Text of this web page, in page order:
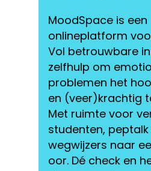
MoodSpace is een
onlineplatform
Vol betrouwbare
zelfhulp om
problemen het
en (veer)krachtig
Met ruimte voor
studenten, peptalk
wegwijzers naar
oor. Dé check en